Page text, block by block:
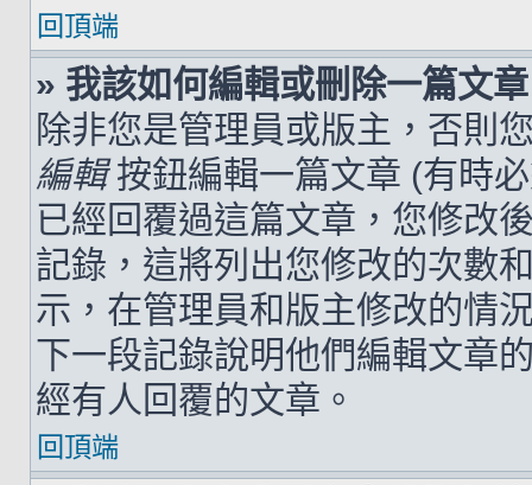
回頂端
» 我該如何編輯或刪除一篇文
除非您是管理員或版主，否則
編輯按鈕編輯一篇文章 (有時
已經回覆過這篇文章，您修改
記錄，這將列出您修改的次數
示，在管理員和版主修改的情
下一段記錄說明他們編輯文章
經有人回覆的文章。
回頂端